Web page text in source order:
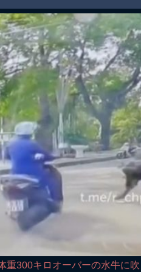
重300キロオーバーの水牛に